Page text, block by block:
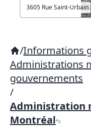
3605 Rue Saint-Urbain
/Informations
Administrations
gouvernements
/
Administration
Montréal